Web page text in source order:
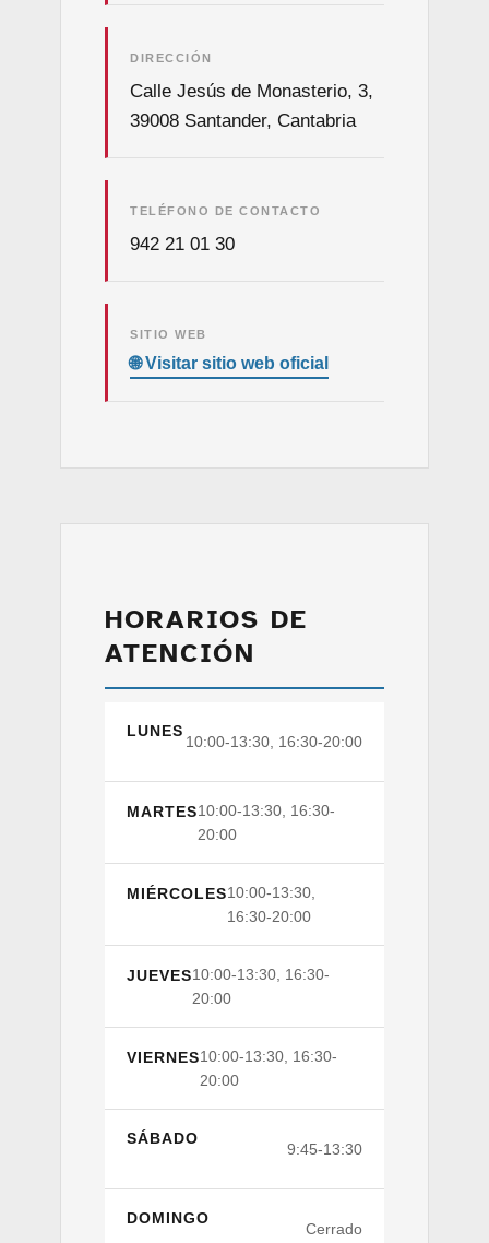
DIRECCIÓN
Calle Jesús de Monasterio, 3,
39008 Santander, Cantabria
TELÉFONO DE CONTACTO
942 21 01 30
SITIO WEB
HORARIOS DE
ATENCIÓN
LUNES
10:00-13:30, 16:30-20:00
MARTES10:00-13:30, 16:30-
20:00
MIÉRCOLES10:00-13:30,
16:30-20:00
JUEVES10:00-13:30, 16:30-
20:00
VIERNES10:00-13:30, 16:30-
20:00
SÁBADO
9:45-13:30
DOMINGO
Cerrado